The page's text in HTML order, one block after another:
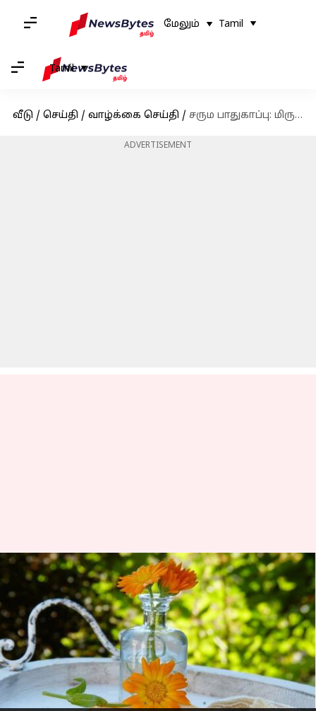
மேலும் Tamil
Tamil
வீடு / செய்தி / வாழ்க்கை செய்தி / சரும பாதுகாப்பு: மிருதுவான சருமத்திற்கும், இளமையான தோற்றத்திற்கும் உதவும் பூக்கள்
ADVERTISEMENT
சரும பாதுகாப்பு:
மிருதுவான
சருமத்திற்கும்,
இளமையான
தோற்றத்திற்கும் உதவும்
பூக்கள்
எழுதியவர் Venkatalakshmi V Jan 31, 2023 02:48 pm